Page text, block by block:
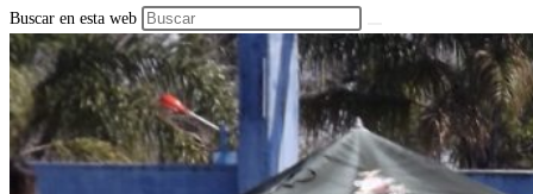
Buscar en esta web